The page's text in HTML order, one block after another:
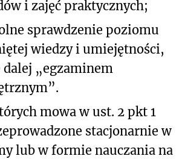
i zajęć praktycznych;
sprawdzenie poziomu
wiedzy i umiejętności,
dalej „egzaminem
mowa w ust. 2 pkt 1
stacjonarnie w
lub w formie nauczania na